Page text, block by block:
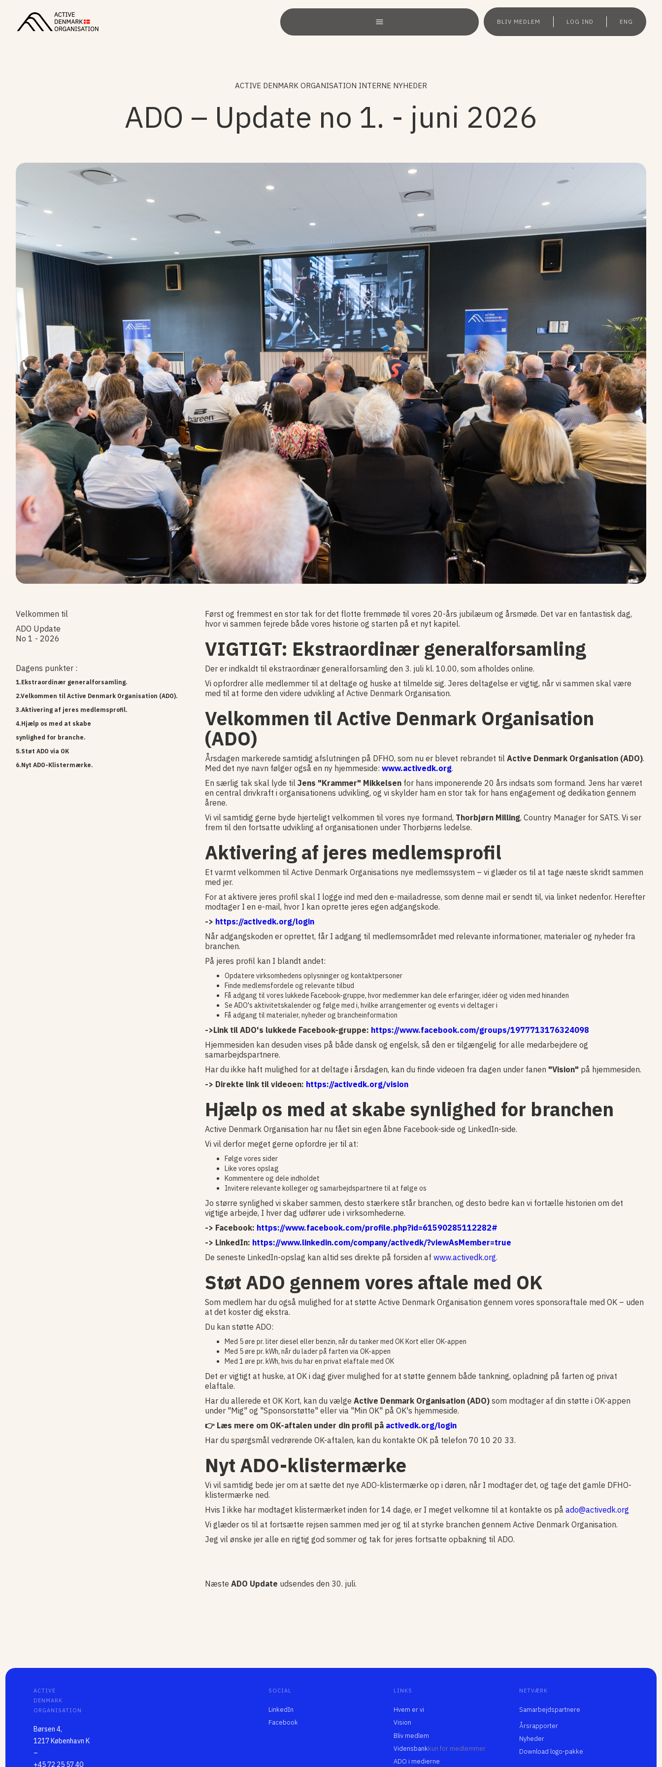
BLIV MEDLEM LOG IND ENG
ACTIVE DENMARK ORGANISATION INTERNE NYHEDER
ADO – Update no 1. - juni 2026
Velkommen til
ADO Update
No 1 - 2026
Dagens punkter :
1.Ekstraordinær generalforsamling.
2.Velkommen til Active Denmark Organisation (ADO).
3.Aktivering af jeres medlemsprofil.
4.Hjælp os med at skabe
synlighed for branche.
5.Støt ADO via OK
6.Nyt ADO-Klistermærke.
Først og fremmest en stor tak for det flotte fremmøde til vores 20-års jubilæum og årsmøde. Det var en fantastisk dag,
hvor vi sammen fejrede både vores historie og starten på et nyt kapitel.
VIGTIGT: Ekstraordinær generalforsamling
Der er indkaldt til ekstraordinær generalforsamling den 3. juli kl. 10.00, som afholdes online.
Vi opfordrer alle medlemmer til at deltage og huske at tilmelde sig. Jeres deltagelse er vigtig, når vi sammen skal være
med til at forme den videre udvikling af Active Denmark Organisation.
Velkommen til Active Denmark Organisation
(ADO)
Årsdagen markerede samtidig afslutningen på DFHO, som nu er blevet rebrandet til Active Denmark Organisation (ADO).
Med det nye navn følger også en ny hjemmeside: www.activedk.org.
En særlig tak skal lyde til Jens "Krammer" Mikkelsen for hans imponerende 20 års indsats som formand. Jens har været
en central drivkraft i organisationens udvikling, og vi skylder ham en stor tak for hans engagement og dedikation gennem
årene.
Vi vil samtidig gerne byde hjerteligt velkommen til vores nye formand, Thorbjørn Milling, Country Manager for SATS. Vi ser
frem til den fortsatte udvikling af organisationen under Thorbjørns ledelse.
Aktivering af jeres medlemsprofil
Et varmt velkommen til Active Denmark Organisations nye medlemssystem – vi glæder os til at tage næste skridt sammen
med jer.
For at aktivere jeres profil skal I logge ind med den e-mailadresse, som denne mail er sendt til, via linket nedenfor. Herefter
modtager I en e-mail, hvor I kan oprette jeres egen adgangskode.
-> https://activedk.org/login
Når adgangskoden er oprettet, får I adgang til medlemsområdet med relevante informationer, materialer og nyheder fra
branchen.
På jeres profil kan I blandt andet:
Opdatere virksomhedens oplysninger og kontaktpersoner
Finde medlemsfordele og relevante tilbud
Få adgang til vores lukkede Facebook-gruppe, hvor medlemmer kan dele erfaringer, idéer og viden med hinanden
Se ADO's aktivitetskalender og følge med i, hvilke arrangementer og events vi deltager i
Få adgang til materialer, nyheder og brancheinformation
->Link til ADO's lukkede Facebook-gruppe: https://www.facebook.com/groups/1977713176324098
Hjemmesiden kan desuden vises på både dansk og engelsk, så den er tilgængelig for alle medarbejdere og
samarbejdspartnere.
Har du ikke haft mulighed for at deltage i årsdagen, kan du finde videoen fra dagen under fanen "Vision" på hjemmesiden.
-> Direkte link til videoen: https://activedk.org/vision
Hjælp os med at skabe synlighed for branchen
Active Denmark Organisation har nu fået sin egen åbne Facebook-side og LinkedIn-side.
Vi vil derfor meget gerne opfordre jer til at:
Følge vores sider
Like vores opslag
Kommentere og dele indholdet
Invitere relevante kolleger og samarbejdspartnere til at følge os
Jo større synlighed vi skaber sammen, desto stærkere står branchen, og desto bedre kan vi fortælle historien om det
vigtige arbejde, I hver dag udfører ude i virksomhederne.
-> Facebook: https://www.facebook.com/profile.php?id=61590285112282#
-> LinkedIn: https://www.linkedin.com/company/activedk/?viewAsMember=true
De seneste LinkedIn-opslag kan altid ses direkte på forsiden af www.activedk.org.
Støt ADO gennem vores aftale med OK
Som medlem har du også mulighed for at støtte Active Denmark Organisation gennem vores sponsoraftale med OK – uden
at det koster dig ekstra.
Du kan støtte ADO:
Med 5 øre pr. liter diesel eller benzin, når du tanker med OK Kort eller OK-appen
Med 5 øre pr. kWh, når du lader på farten via OK-appen
Med 1 øre pr. kWh, hvis du har en privat elaftale med OK
Det er vigtigt at huske, at OK i dag giver mulighed for at støtte gennem både tankning, opladning på farten og privat
elaftale.
Har du allerede et OK Kort, kan du vælge Active Denmark Organisation (ADO) som modtager af din støtte i OK-appen
under "Mig" og "Sponsorstøtte" eller via "Min OK" på OK's hjemmeside.
👉 Læs mere om OK-aftalen under din profil på activedk.org/login
Har du spørgsmål vedrørende OK-aftalen, kan du kontakte OK på telefon 70 10 20 33.
Nyt ADO-klistermærke
Vi vil samtidig bede jer om at sætte det nye ADO-klistermærke op i døren, når I modtager det, og tage det gamle DFHO-
klistermærke ned.
Hvis I ikke har modtaget klistermærket inden for 14 dage, er I meget velkomne til at kontakte os på ado@activedk.org
Vi glæder os til at fortsætte rejsen sammen med jer og til at styrke branchen gennem Active Denmark Organisation.
Jeg vil ønske jer alle en rigtig god sommer og tak for jeres fortsatte opbakning til ADO.
Næste ADO Update udsendes den 30. juli.
ACTIVE
DENMARK
ORGANISATION
Børsen 4,
1217 København K
–
+45 72 25 57 40
SOCIAL
LinkedIn
Facebook
LINKS
Hvem er vi
Vision
Bliv medlem
Vidensbankkun for medlemmer
ADO i medierne
NETVÆRK
Samarbejdspartnere
Årsrapporter
Nyheder
Download logo-pakke